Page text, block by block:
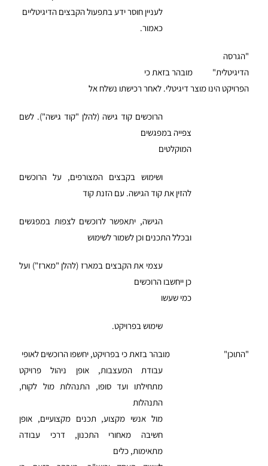
לעניין חוסר ידע בתפעול הקבצים הדיגיטליים
כאמור.
"הגרסה
הדיגיטלית" מובהר בזאת כי
הפרויקט הינו מוצר דיגיטלי. לאחר רכישתו נשלח אל
הרוכשים קוד גישה (להלן "קוד גישה"). לשם
צפייה במפגשים
המוקלטים
ושימוש בקבצים המצורפים, על הרוכשים
להזין את קוד הגישה. עם הזנת קוד
הגישה, יתאפשר לרוכשים לצפות במפגשים
ובכלל התכנים וכן לשמור לשימוש
עצמי את הקבצים במארז (להלן "מארז") ועל
כן ייחשבו הרוכשים
כמי שעשו
שימוש בפרויקט.
"התוכן" מובהר בזאת כי בפרויקט, יחשפו הרוכשים לאופי
עבודת המעצבות, אופן ניהול פרויקט
מתחילתו ועד סופו, התנהלות מול לקוח,
התנהלות
מול אנשי מקצוע, תכנים מקצועיים, אופן
חשיבה מאחורי התכנון, דרכי עבודה
מתאימות, כלים